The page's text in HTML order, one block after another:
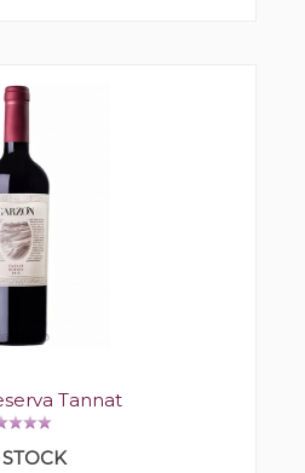
Tannat